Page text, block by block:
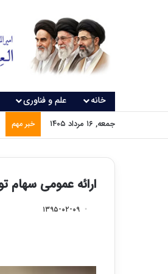
خانه علم و فناوری
جمعه, ۱۶ مرداد ۱۴۰۵ خبر مهم
ارائه عمومی سهام
۱۳۹۵-۰۲-۰۹